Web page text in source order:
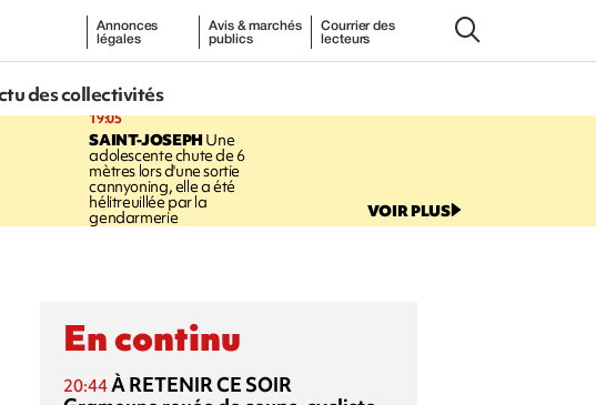
Annonces
légales
Avis & marchés
publics
Courrier des
lecteurs
des collectivités
19:05
SAINT-JOSEPHUne
adolescente chute de 6
mètres lors d'une sortie
cannyoning, elle a été
hélitreuillée par la
gendarmerie VOIR PLUS
En continu
20:44À RETENIR CE SOIR